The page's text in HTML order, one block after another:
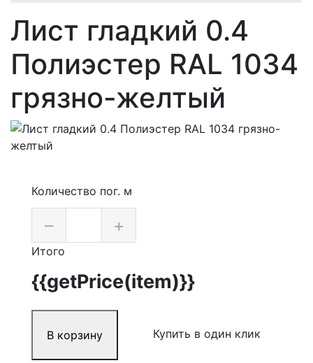
Лист гладкий 0.4
Полиэстер RAL 1034
грязно-желтый
Количество пог. м
– +
Итого
{{getPrice(item)}}
В корзину Купить в один клик